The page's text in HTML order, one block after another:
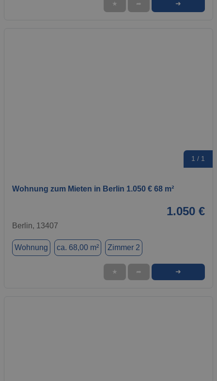
★ ➦ ➜
1 / 1
Wohnung zum Mieten in Berlin 1.050 € 68 m²
1.050 €
Berlin, 13407
Wohnung ca. 68,00 m² Zimmer 2
★ ➦ ➜